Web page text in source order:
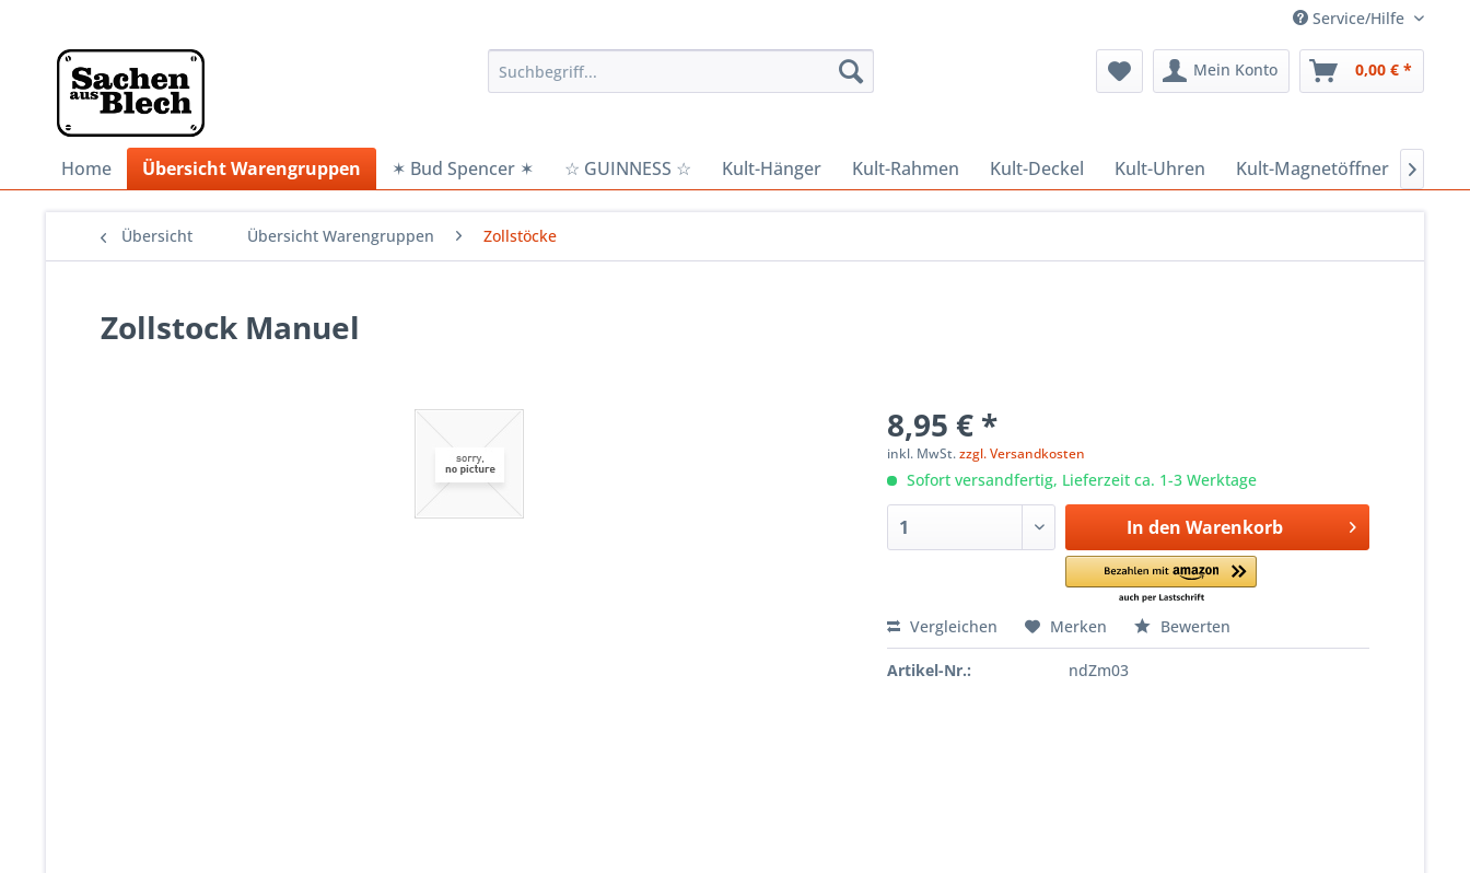
Service/Hilfe
Mein Konto 0,00 € *
Home Übersicht Warengruppen ✶ Bud Spencer ✶ ☆ GUINNESS ☆ Kult-Hänger Kult-Rahmen Kult-Deckel Kult-Uhren Kult-Magnetöffner 
Übersicht Übersicht Warengruppen Zollstöcke
Zollstock Manuel
8,95 € *
inkl. MwSt.zzgl. Versandkosten
Sofort versandfertig, Lieferzeit ca. 1-3 Werktage
In den Warenkorb
Vergleichen Merken Bewerten
Artikel-Nr.: ndZm03